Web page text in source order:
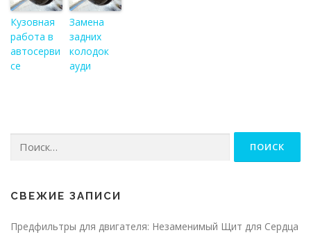
Кузовная
работа в
автосерви
се
Замена
задних
колодок
ауди
СВЕЖИЕ ЗАПИСИ
Предфильтры для двигателя: Незаменимый Щит для Сердца